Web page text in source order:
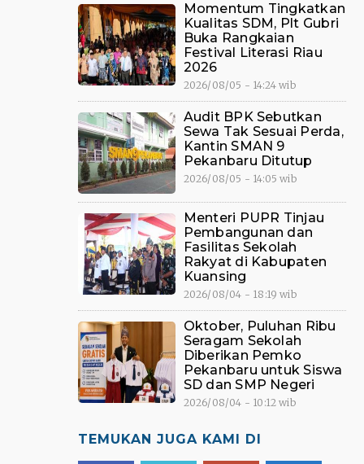
Momentum Tingkatkan
Kualitas SDM, Plt Gubri
Buka Rangkaian
Festival Literasi Riau
2026
2026/08/05 - 14:24 wib
Audit BPK Sebutkan
Sewa Tak Sesuai Perda,
Kantin SMAN 9
Pekanbaru Ditutup
2026/08/05 - 14:05 wib
Menteri PUPR Tinjau
Pembangunan dan
Fasilitas Sekolah
Rakyat di Kabupaten
Kuansing
2026/08/04 - 18:19 wib
Oktober, Puluhan Ribu
Seragam Sekolah
Diberikan Pemko
Pekanbaru untuk Siswa
SD dan SMP Negeri
2026/08/04 - 10:12 wib
TEMUKAN JUGA KAMI DI